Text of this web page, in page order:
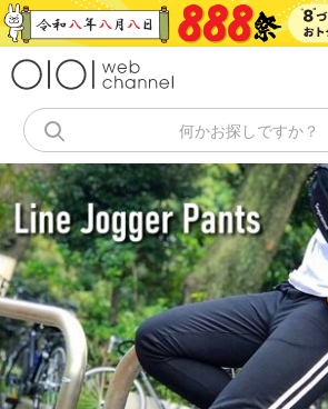
コ
ン
キ
ッ
プ
何かお探しですか？